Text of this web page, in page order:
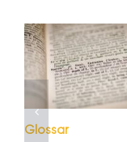
Glossar